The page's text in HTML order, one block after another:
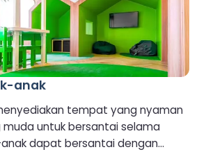
anak
tempat yang nyaman
untuk bersantai selama
dapat bersantai dengan